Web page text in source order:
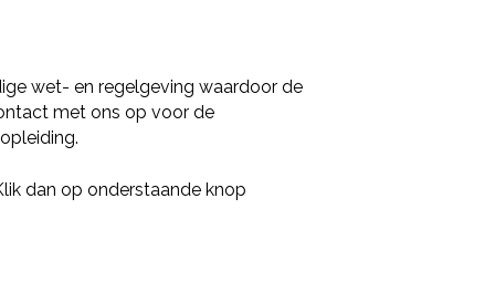
wet- en regelgeving waardoor de
met ons op voor de
dan op onderstaande knop